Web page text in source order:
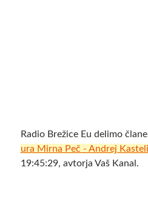
Radio Brežice Eu delimo
ura Mirna Peč - Andrej
19:45:29, avtorja Vaš Kanal.